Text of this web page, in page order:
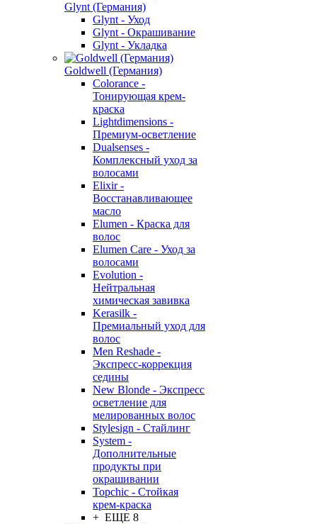
Glynt (Германия)
Glynt - Уход
Glynt - Окрашивание
Glynt - Укладка
Goldwell (Германия)
Colorance -
Тонирующая крем-
краска
Lightdimensions -
Премиум-осветление
Dualsenses -
Комплексный уход за
волосами
Elixir -
Восстанавливающее
масло
Elumen - Краска для
волос
Elumen Care - Уход за
волосами
Evolution -
Нейтральная
химическая завивка
Kerasilk -
Премиальный уход для
волос
Men Reshade -
Экспресс-коррекция
седины
New Blonde - Экспресс
осветление для
мелированных волос
Stylesign - Стайлинг
System -
Дополнительные
продукты при
окрашивании
Topchic - Стойкая
крем-краска
+ ЕЩЕ 8